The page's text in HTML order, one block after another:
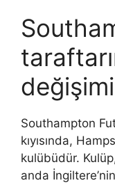
Southampton
kıyısında,
kulübüdür.
anda